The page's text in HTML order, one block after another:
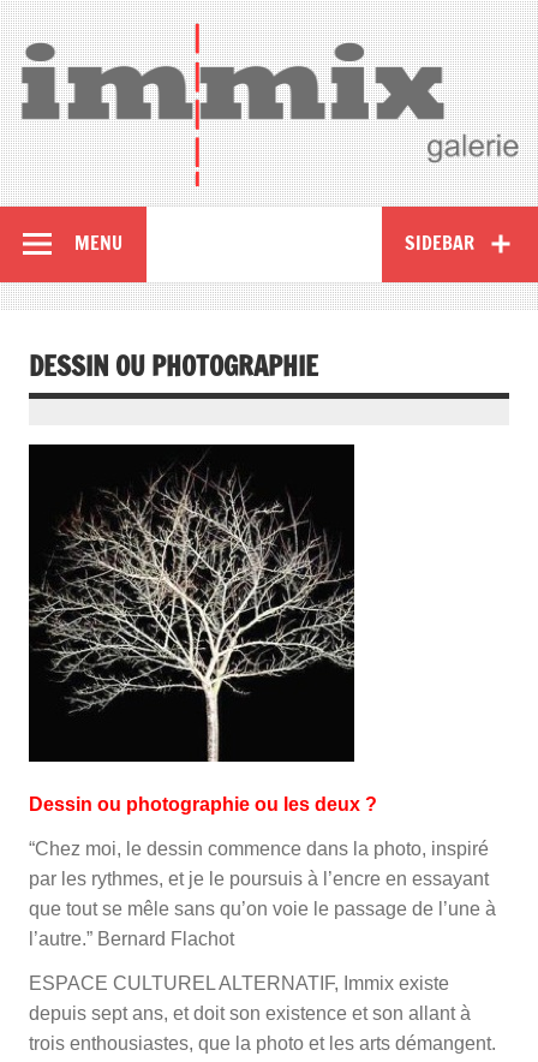
SIDEBAR
MENU
DESSIN OU PHOTOGRAPHIE
Dessin ou photographie ou les deux ?
“Chez moi, le dessin commence dans la photo, inspiré
par les rythmes, et je le poursuis à l’encre en essayant
que tout se mêle sans qu’on voie le passage de l’une à
l’autre.” Bernard Flachot
ESPACE CULTUREL ALTERNATIF, Immix existe
depuis sept ans, et doit son existence et son allant à
trois en­thousiastes, que la photo et les arts démangent.